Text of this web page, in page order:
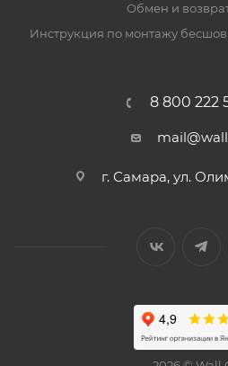
Обмен и
Инструкция по монтажу
8 800 222
г. Самара, ул.